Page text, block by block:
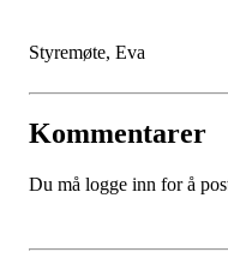
Styremøte, Eva
Kommentarer
Du må logge inn for å